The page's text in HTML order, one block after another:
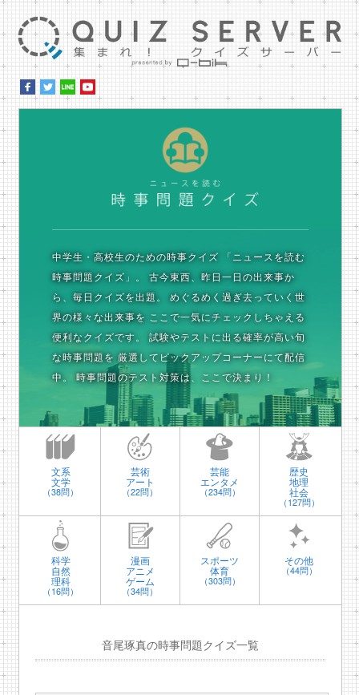
中学生・高校生のための時事クイズ 「ニュースを読む
時事問題クイズ」。
古今東西、昨日一日の出来事か
ら、毎日クイズを出題。
めぐるめく過ぎ去っていく世
界の様々な出来事を ここで一気にチェックしちゃえる
便利なクイズです。
試験やテストに出る確率が高い旬
な時事問題を 厳選してピックアップコーナーにて配信
中。
時事問題のテスト対策は、ここで決まり！
文系
文学
（38問）
芸術
アート
（22問）
芸能
エンタメ
（234問）
歴史
地理
社会
（127問）
科学
自然
理科
（16問）
漫画
アニメ
ゲーム
（34問）
スポーツ
体育
（303問）
その他
（44問）
音尾琢真の時事問題クイズ一覧